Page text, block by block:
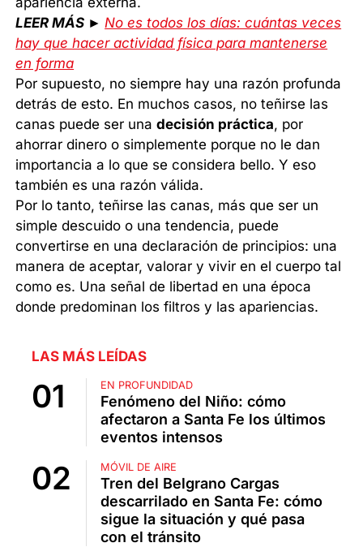
LEER MÁS ►No es todos los días: cuántas veces
hay que hacer actividad física para mantenerse
en forma
Por supuesto, no siempre hay una razón profunda
detrás de esto. En muchos casos, no teñirse las
canas puede ser unadecisión práctica, por
ahorrar dinero o simplemente porque no le dan
importancia a lo que se considera bello. Y eso
también es una razón válida.
Por lo tanto, teñirse las canas, más que ser un
simple descuido o una tendencia, puede
convertirse en una declaración de principios: una
manera de aceptar, valorar y vivir en el cuerpo tal
como es. Una señal de libertad en una época
donde predominan los filtros y las apariencias.
LAS MÁS LEÍDAS
EN PROFUNDIDAD
Fenómeno del Niño: cómo
afectaron a Santa Fe los últimos
eventos intensos
MÓVIL DE AIRE
Tren del Belgrano Cargas
descarrilado en Santa Fe: cómo
sigue la situación y qué pasa
con el tránsito